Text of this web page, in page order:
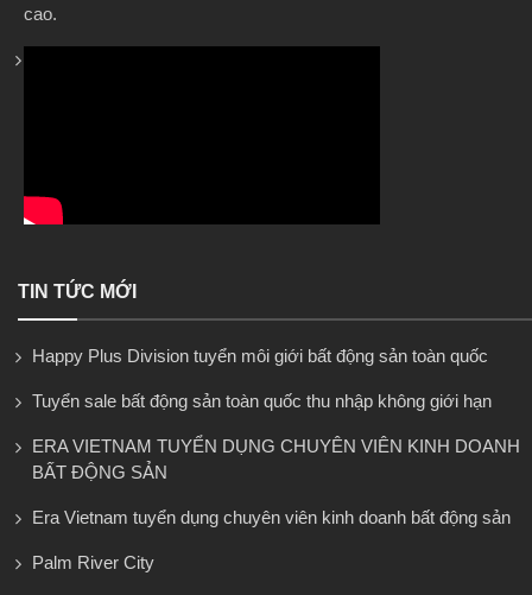
cao.
TIN TỨC MỚI
Happy Plus Division tuyển môi giới bất động sản toàn quốc
Tuyển sale bất động sản toàn quốc thu nhập không giới hạn
ERA VIETNAM TUYỂN DỤNG CHUYÊN VIÊN KINH DOANH
BẤT ĐỘNG SẢN
Era Vietnam tuyển dụng chuyên viên kinh doanh bất động sản
Palm River City